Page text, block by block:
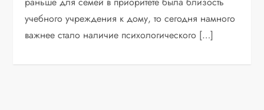
учебного учреждения к дому, то сегодня намного
важнее стало наличие психологического […]